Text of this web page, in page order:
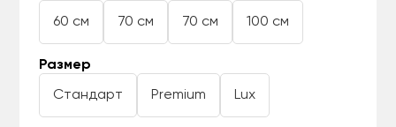
60 см 70 см 70 см 100 см
Размер
Стандарт Premium Lux